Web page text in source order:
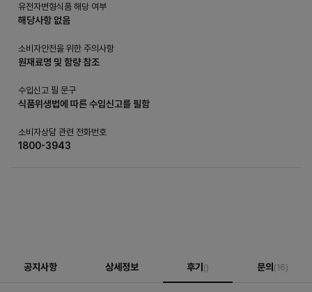
유전자변형식품 해당 여부
해당사항 없음
소비자안전을 위한 주의사항
원재료명 및 함량 참조
수입신고 필 문구
식품위생법에 따른 수입신고를 필함
소비자상담 관련 전화번호
1800-3943
공지사항 상세정보 후기() 문의(16)